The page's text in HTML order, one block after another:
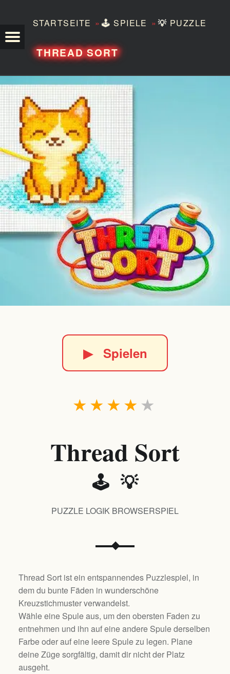
STARTSEITE »🕹️ SPIELE »💡 PUZZLE
THREAD SORT
▶Spielen
★
★
★
★
★
Thread Sort
🕹️ 💡
PUZZLE LOGIK BROWSERSPIEL
Thread Sort ist ein entspannendes Puzzlespiel, in
dem du bunte Fäden in wunderschöne
Kreuzstichmuster verwandelst.
Wähle eine Spule aus, um den obersten Faden zu
entnehmen und ihn auf eine andere Spule derselben
Farbe oder auf eine leere Spule zu legen. Plane
deine Züge sorgfältig, damit dir nicht der Platz
ausgeht.